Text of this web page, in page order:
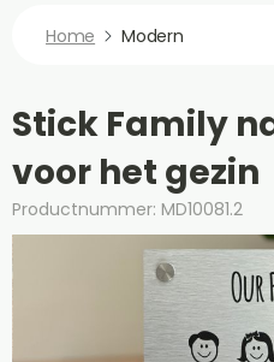
Home Modern
Stick Family
voor het gezin
Productnummer: MD10081.2